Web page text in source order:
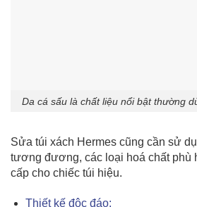
Da cá sấu là chất liệu nổi bật thường
Sửa túi xách Hermes cũng cần sử
tương đương, các loại hoá chất phù
cấp cho chiếc túi hiệu.
Thiết kế độc đáo: